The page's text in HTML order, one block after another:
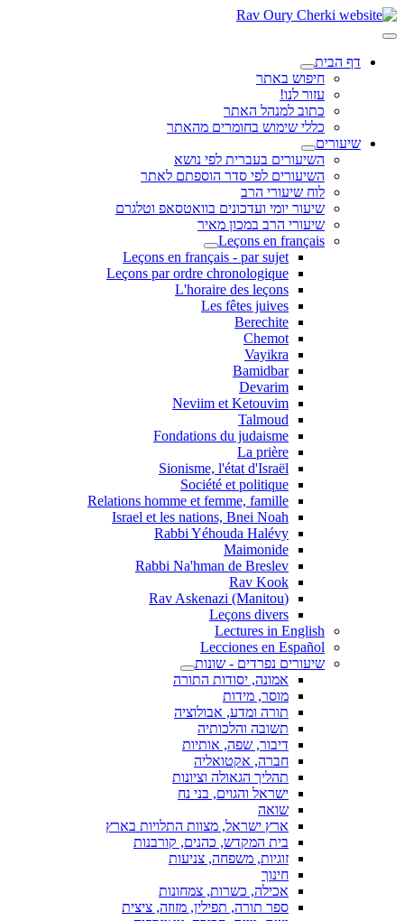
דף הבית
חיפוש באתר
עזור לנו!
כתוב למנהל האתר
כללי שימוש בחומרים מהאתר
שיעורים
השיעורים בעברית לפי נושא
השיעורים לפי סדר הוספתם לאתר
לוח שיעורי הרב
שיעור יומי ועדכונים בוואטסאפ וטלגרם
שיעורי הרב במכון מאיר
Leçons en français
Leçons en français - par sujet
Leçons par ordre chronologique
L'horaire des leçons
Les fêtes juives
Berechite
Chemot
Vayikra
Bamidbar
Devarim
Neviim et Ketouvim
Talmoud
Fondations du judaisme
La prière
Sionisme, l'état d'Israël
Société et politique
Relations homme et femme, famille
Israel et les nations, Bnei Noah
Rabbi Yéhouda Halévy
Maimonide
Rabbi Na'hman de Breslev
Rav Kook
(Rav Askenazi (Manitou
Leçons divers
Lectures in English
Lecciones en Español
שיעורים נפרדים - שונות
אמונה, יסודות התורה
מוסר, מידות
תורה ומדע, אבולוציה
תשובה והלכותיה
דיבור, שפה, אותיות
חברה, אקטואליה
תהליך הגאולה וציונות
ישראל והגוים, בני נח
שואה
ארץ ישראל, מצוות התלויות בארץ
בית המקדש, כהנים, קורבנות
זוגיות, משפחה, צניעות
חינוך
אכילה, כשרות, צמחונות
ספר תורה, תפילין, מזוזה, ציצית